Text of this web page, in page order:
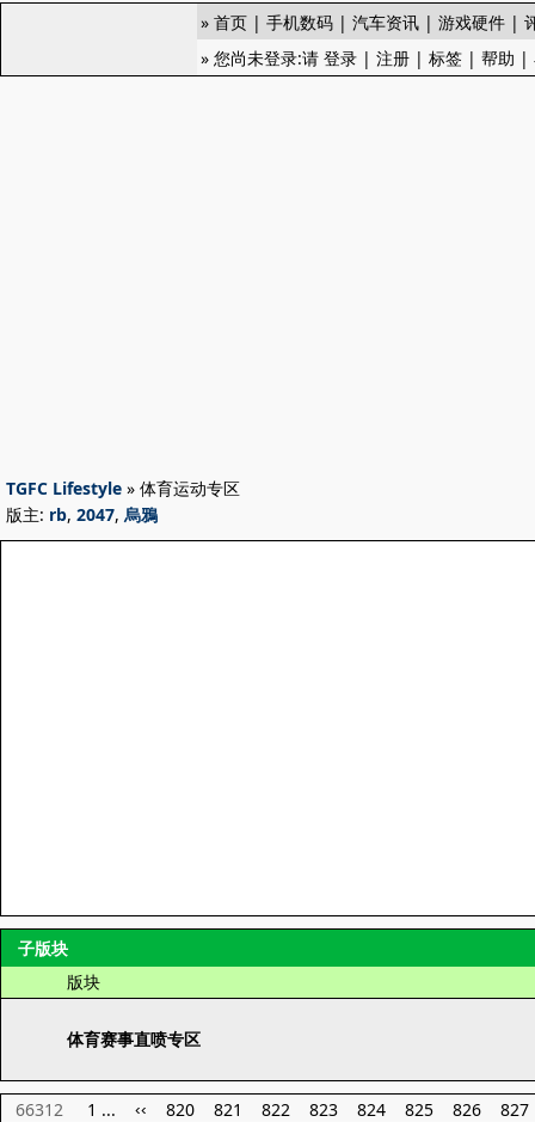
» 首页 | 手机数码 | 汽车资讯 | 游戏硬件 |
» 您尚未登录:请 登录 | 注册 | 标签 | 帮助 |
TGFC Lifestyle » 体育运动专区
版主: rb, 2047, 烏鴉
子版块
版块
体育赛事直喷专区
66312 1 ... ‹‹ 820 821 822 823 824 825 826
827